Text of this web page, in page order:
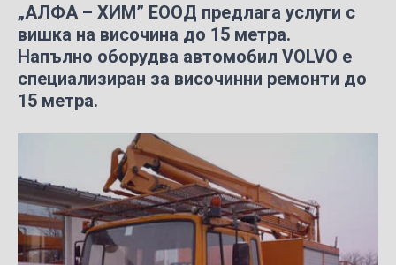
„АЛФА – ХИМ” ЕООД предлага услуги с
вишка на височина до 15 метра.
Напълно оборудва автомобил VOLVO е
специализиран за височинни ремонти до
15 метра.